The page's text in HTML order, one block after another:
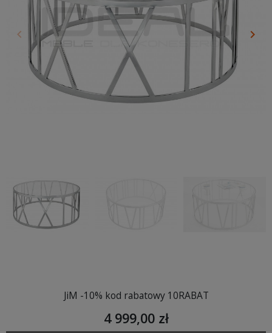
Poprzedni
keyboard_arrow_left keyboard_arrow_right
JiM -10% kod rabatowy 10RABAT
4 999,00 zł